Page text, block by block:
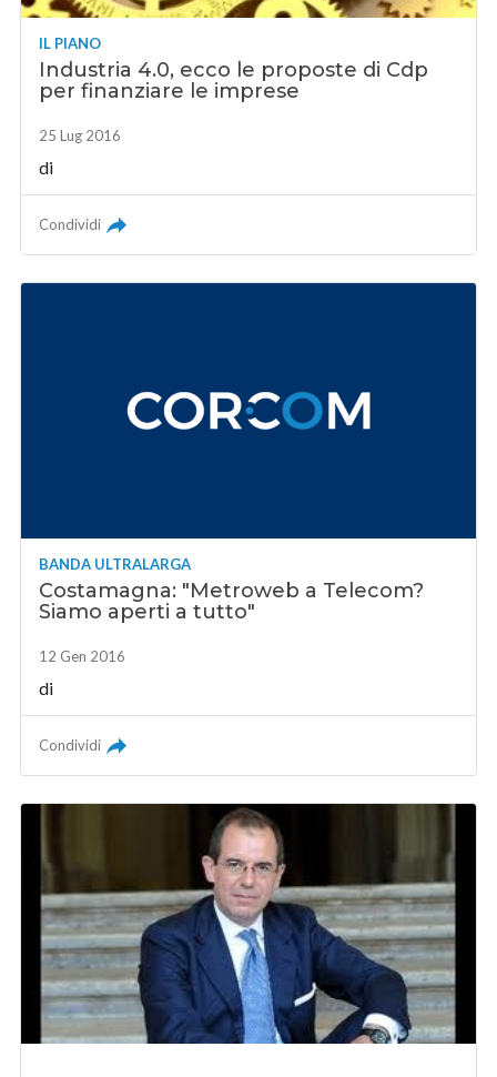
IL PIANO
Industria 4.0, ecco le proposte di Cdp
per finanziare le imprese
25 Lug 2016
di
Condividi
BANDA ULTRALARGA
Costamagna: "Metroweb a Telecom?
Siamo aperti a tutto"
12 Gen 2016
di
Condividi